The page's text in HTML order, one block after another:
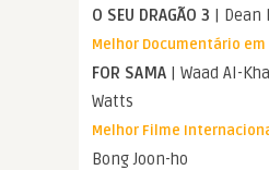
O SEU DRAGÃO 3 | Dean
Melhor Documentário
FOR SAMA | Waad Al-
Watts
Melhor Filme
Bong Joon-ho